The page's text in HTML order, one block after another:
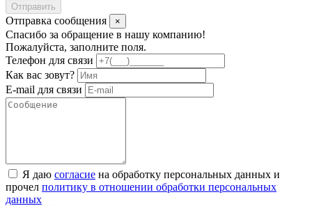
Отправить
Отправка сообщения ×
Спасибо за обращение в нашу компанию!
Пожалуйста, заполните поля.
Телефон для связи
Как вас зовут?
E-mail для связи
Я даю согласие на обработку персональных данных и
прочел политику в отношении обработки персональных
данных